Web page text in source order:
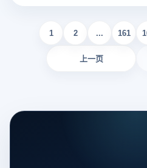
上一页
1 2 ... 161